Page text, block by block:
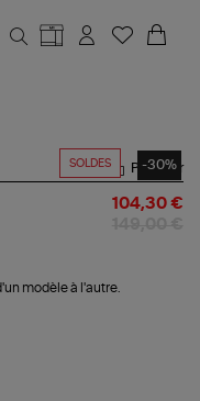
SOLDES -30%
Partager
104,30 €
modèle à l'autre.